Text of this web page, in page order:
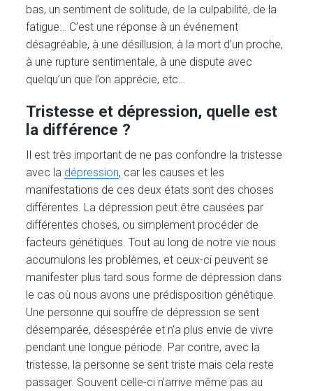
bas, un sentiment de solitude, de la culpabilité, de la
fatigue… C’est une réponse à un événement
désagréable, à une désillusion, à la mort d’un proche,
à une rupture sentimentale, à une dispute avec
quelqu’un que l’on apprécie, etc…
Tristesse et dépression, quelle est
la différence ?
Il est très important de ne pas confondre la tristesse
avec la dépression, car les causes et les
manifestations de ces deux états sont des choses
différentes. La dépression peut être causées par
différentes choses, ou simplement procéder de
facteurs génétiques. Tout au long de notre vie nous
accumulons les problèmes, et ceux-ci peuvent se
manifester plus tard sous forme de dépression dans
le cas où nous avons une prédisposition génétique.
Une personne qui souffre de dépression se sent
désemparée, désespérée et n’a plus envie de vivre
pendant une longue période. Par contre, avec la
tristesse, la personne se sent triste mais cela reste
passager. Souvent celle-ci n’arrive même pas au